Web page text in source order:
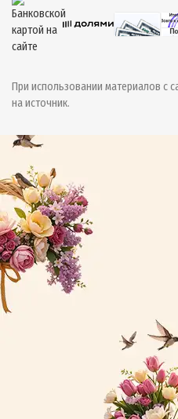
При использовании материалов с
на источник.